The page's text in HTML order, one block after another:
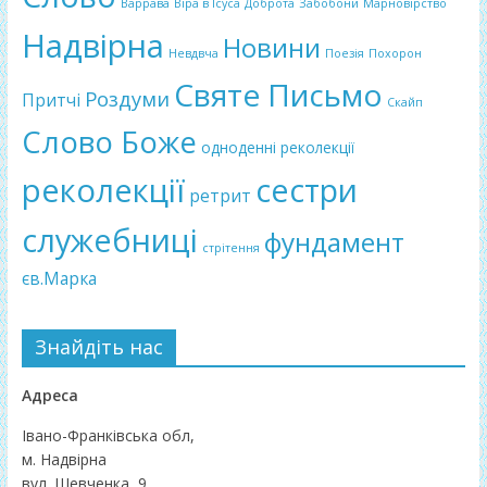
Варрава Віра в Ісуса Доброта Забобони Марновірство
Надвірна Невдвча Новини Поезія Похорон
Притчі Роздуми Святе Письмо Скайп
Слово Боже одноденні реколекції
реколекції ретрит сестри
служебниці стрітення фундамент
єв.Марка
Знайдіть нас
Адреса
Івано-Франківська обл,
м. Надвірна